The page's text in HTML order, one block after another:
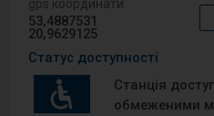
gps координати
53,4887531
20,9629125
Статус доступності
Станція
обмеженими